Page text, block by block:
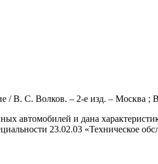
/ В. С. Волков. – 2-е изд. – Москва
автомобилей и дана
23.02.03 «Техническое